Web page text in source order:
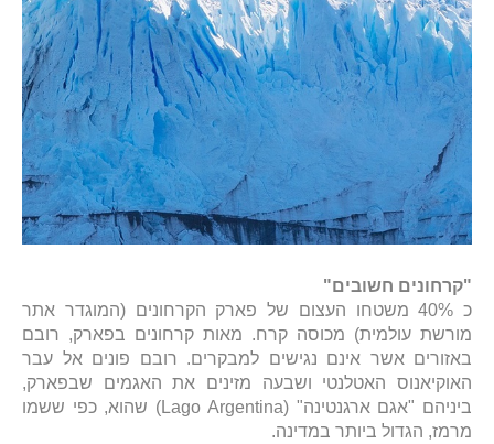
"קרחונים חשובים"
כ 40% משטחו העצום של פארק הקרחונים (המוגדר אתר
מורשת עולמית) מכוסה קרח. מאות קרחונים בפארק, רובם
באזורים אשר אינם נגישים למבקרים. רובם פונים אל עבר
האוקיאנוס האטלנטי ושבעה מזינים את האגמים שבפארק,
ביניהם "אגם ארגנטינה" (Lago Argentina) שהוא, כפי ששמו
מרמז, הגדול ביותר במדינה.